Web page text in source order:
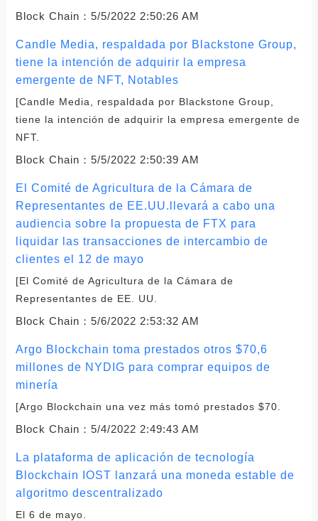
Block Chain： 5/5/2022 2:50:26 AM
Candle Media, respaldada por Blackstone Group,
tiene la intención de adquirir la empresa
emergente de NFT, Notables
[Candle Media, respaldada por Blackstone Group,
tiene la intención de adquirir la empresa emergente de
NFT.
Block Chain： 5/5/2022 2:50:39 AM
El Comité de Agricultura de la Cámara de
Representantes de EE.UU.llevará a cabo una
audiencia sobre la propuesta de FTX para
liquidar las transacciones de intercambio de
clientes el 12 de mayo
[El Comité de Agricultura de la Cámara de
Representantes de EE. UU.
Block Chain： 5/6/2022 2:53:32 AM
Argo Blockchain toma prestados otros $70,6
millones de NYDIG para comprar equipos de
minería
[Argo Blockchain una vez más tomó prestados $70.
Block Chain： 5/4/2022 2:49:43 AM
La plataforma de aplicación de tecnología
Blockchain IOST lanzará una moneda estable de
algoritmo descentralizado
El 6 de mayo.